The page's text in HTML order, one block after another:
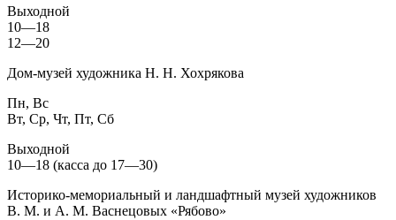
Выходной
10—18
12—20
Дом-музей художника Н. Н. Хохрякова
Пн, Вс
Вт, Ср, Чт, Пт, Сб
Выходной
10—18 (касса до 17—30)
Историко-мемориальный и ландшафтный музей художников
В. М. и А. М. Васнецовых «Рябово»